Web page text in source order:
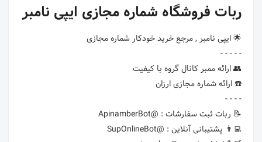
ربات فروشگاه شماره مجازی ایپی نامبر